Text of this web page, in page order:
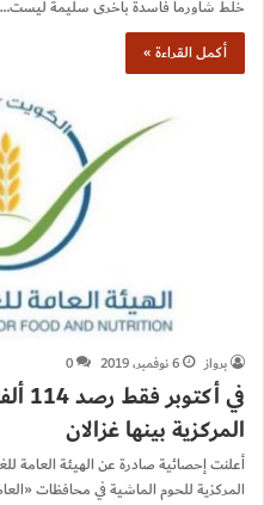
خلط شاورما فاسدة بأخرى سليمة ليست…
أكمل القراءة »
برواز
6 نوفمبر، 2019 0
في
المركزية بينها غزالان
أعلنت إحصائية صادرة عن الهيئة العامة
المركزية للحوم الماشية في محافظات